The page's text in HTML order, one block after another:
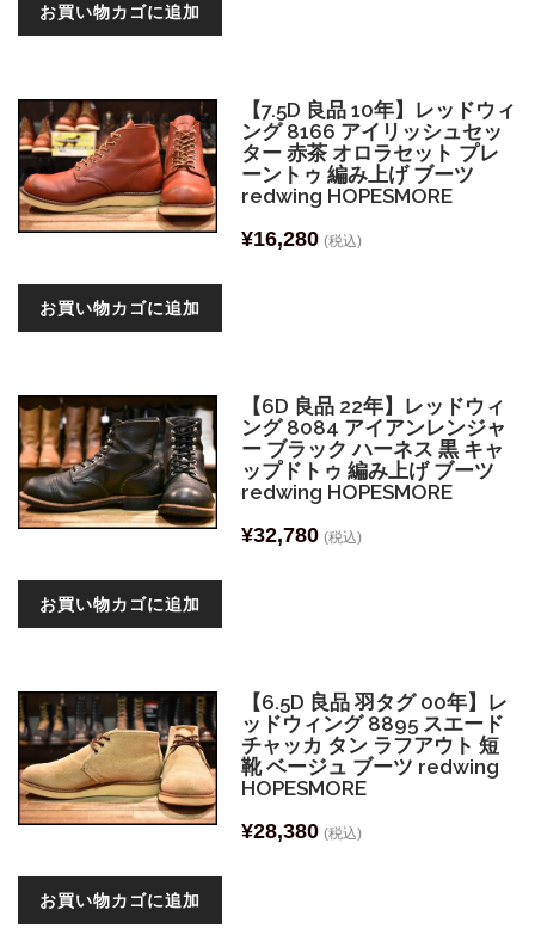
お買い物カゴに追加
【7.5D 良品 10年】レッドウィ
ング 8166 アイリッシュセッ
ター 赤茶 オロラセット プレ
ーントゥ 編み上げ ブーツ
redwing HOPESMORE
¥16,280 (税込)
お買い物カゴに追加
【6D 良品 22年】レッドウィ
ング 8084 アイアンレンジャ
ー ブラック ハーネス 黒 キャ
ップドトゥ 編み上げ ブーツ
redwing HOPESMORE
¥32,780 (税込)
お買い物カゴに追加
【6.5D 良品 羽タグ 00年】レ
ッドウィング 8895 スエード
チャッカ タン ラフアウト 短
靴 ベージュ ブーツ redwing
HOPESMORE
¥28,380 (税込)
お買い物カゴに追加